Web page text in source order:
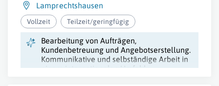
Lamprechtshausen
Vollzeit Teilzeit/geringfügig
Bearbeitung von Aufträgen,
Kundenbetreuung und Angebotserstellung.
Kommunikative und selbständige Arbeit in
einem internationalen Umfeld.